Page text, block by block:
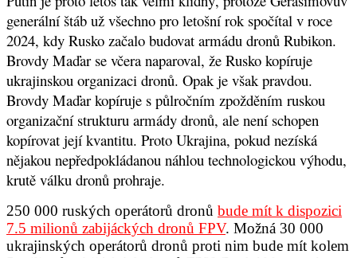
generální štáb už všechno pro letošní rok spočítal v roce
2024, kdy Rusko začalo budovat armádu dronů Rubikon.
Brovdy Maďar se včera naparoval, že Rusko kopíruje
ukrajinskou organizaci dronů. Opak je však pravdou.
Brovdy Maďar kopíruje s půlročním zpožděním ruskou
organizační strukturu armády dronů, ale není schopen
kopírovat její kvantitu. Proto Ukrajina, pokud nezíská
nějakou nepředpokládanou náhlou technologickou výhodu,
krutě válku dronů prohraje.
250 000 ruských operátorů dronů bude mít k dispozici
7.5 milionů zabijáckých dronů FPV. Možná 30 000
ukrajinských operátorů dronů proti nim bude mít kolem